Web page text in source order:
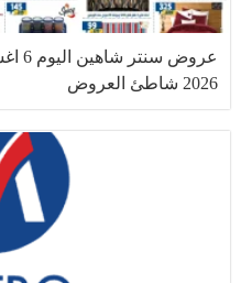
2026 شاطئ العروض